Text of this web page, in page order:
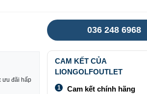
ưu đãi hấp
036 248 6968
CAM KẾT CỦA
LIONGOLFOUTLET
1 Cam kết chính hãng